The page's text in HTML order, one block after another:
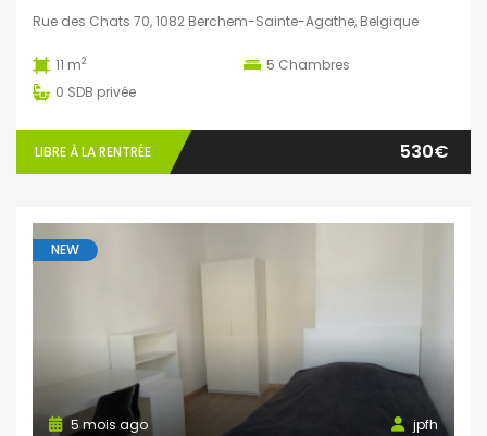
Rue des Chats 70, 1082 Berchem-Sainte-Agathe, Belgique
11 m2 5 Chambres
0 SDB privée
LIBRE À LA RENTRÉE 530€
NEW
jpfh
5 mois ago